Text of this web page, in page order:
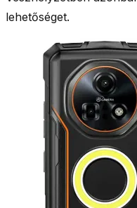
lehetőséget.